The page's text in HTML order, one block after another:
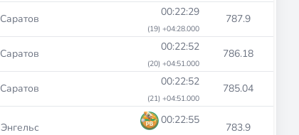
Саратов
00:22:29
(19) +04:28.000
787.9
Саратов
00:22:52
(20) +04:51.000
786.18
Саратов
00:22:52
(21) +04:51.000
785.04
Энгельс
00:22:55
783.9